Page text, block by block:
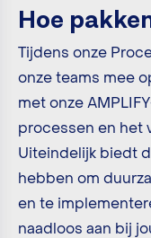
Hoe
Tijdens onze
onze teams mee
met onze
processen en het
Uiteindelijk biedt
hebben om
en te
naadloos aan bij